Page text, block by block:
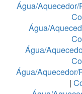
Água/Aquecedor/
Água/
Água/
Água/Aquecedor/
|